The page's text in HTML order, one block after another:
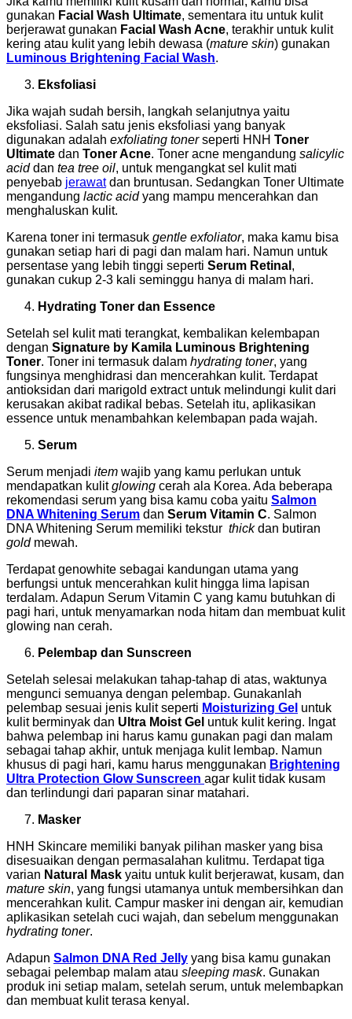
gunakan Facial Wash Ultimate, sementara itu untuk kulit
berjerawat gunakan Facial Wash Acne, terakhir untuk kulit
kering atau kulit yang lebih dewasa (mature skin) gunakan
Luminous Brightening Facial Wash.
Eksfoliasi
Jika wajah sudah bersih, langkah selanjutnya yaitu
eksfoliasi. Salah satu jenis eksfoliasi yang banyak
digunakan adalah exfoliating tonerseperti HNH Toner
Ultimate dan Toner Acne. Toner acne mengandung salicylic
aciddan tea tree oil, untuk mengangkat sel kulit mati
penyebab jerawatdan bruntusan. Sedangkan Toner Ultimate
mengandung lactic acidyang mampu mencerahkan dan
menghaluskan kulit.
Karena toner ini termasuk gentle exfoliator, maka kamu bisa
gunakan setiap hari di pagi dan malam hari. Namun untuk
persentase yang lebih tinggi seperti Serum Retinal ,
gunakan cukup 2-3 kali seminggu hanya di malam hari.
Hydrating Toner dan Essence
Setelah sel kulit mati terangkat, kembalikan kelembapan
dengan Signature by Kamila Luminous Brightening
Toner. Toner ini termasuk dalam hydrating toner, yang
fungsinya menghidrasi dan mencerahkan kulit. Terdapat
antioksidan dari marigold extract untuk melindungi kulit dari
kerusakan akibat radikal bebas. Setelah itu, aplikasikan
essence untuk menambahkan kelembapan pada wajah.
Serum
Serum menjadi item wajib yang kamu perlukan untuk
mendapatkan kulitglowing cerah ala Korea. Ada beberapa
rekomendasi serum yang bisa kamu coba yaitu Salmon
DNA Whitening Serum dan Serum Vitamin C. Salmon
DNA Whitening Serum memiliki tekstur thickdan butiran
gold mewah.
Terdapat genowhite sebagai kandungan utama yang
berfungsi untuk mencerahkan kulit hingga lima lapisan
terdalam. Adapun Serum Vitamin C yang kamu butuhkan di
pagi hari, untuk menyamarkan noda hitam dan membuat kulit
glowing nan cerah.
Pelembap dan Sunscreen
Setelah selesai melakukan tahap-tahap di atas, waktunya
mengunci semuanya dengan pelembap. Gunakanlah
pelembap sesuai jenis kulit seperti Moisturizing Gel untuk
kulit berminyak dan Ultra Moist Gel untuk kulit kering. Ingat
bahwa pelembap ini harus kamu gunakan pagi dan malam
sebagai tahap akhir, untuk menjaga kulit lembap. Namun
khusus di pagi hari, kamu harus menggunakan Brightening
Ultra Protection Glow Sunscreen agar kulit tidak kusam
dan terlindungi dari paparan sinar matahari.
Masker
HNH Skincare memiliki banyak pilihan masker yang bisa
disesuaikan dengan permasalahan kulitmu. Terdapat tiga
varian Natural Mask yaitu untuk kulit berjerawat, kusam, dan
mature skin, yang fungsi utamanya untuk membersihkan dan
mencerahkan kulit. Campur masker ini dengan air, kemudian
aplikasikan setelah cuci wajah, dan sebelum menggunakan
hydrating toner.
Adapun Salmon DNA Red Jelly yang bisa kamu gunakan
sebagai pelembap malam atau sleeping mask. Gunakan
produk ini setiap malam, setelah serum, untuk melembapkan
dan membuat kulit terasa kenyal.